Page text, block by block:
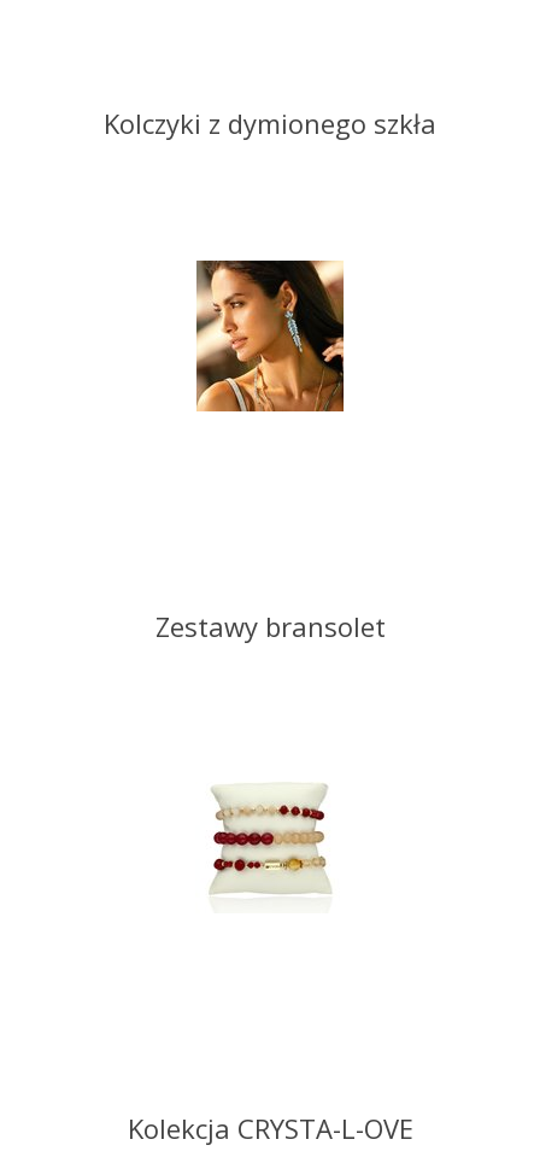
Kolczyki z dymionego szkła
Zestawy bransolet
Kolekcja CRYSTA-L-OVE